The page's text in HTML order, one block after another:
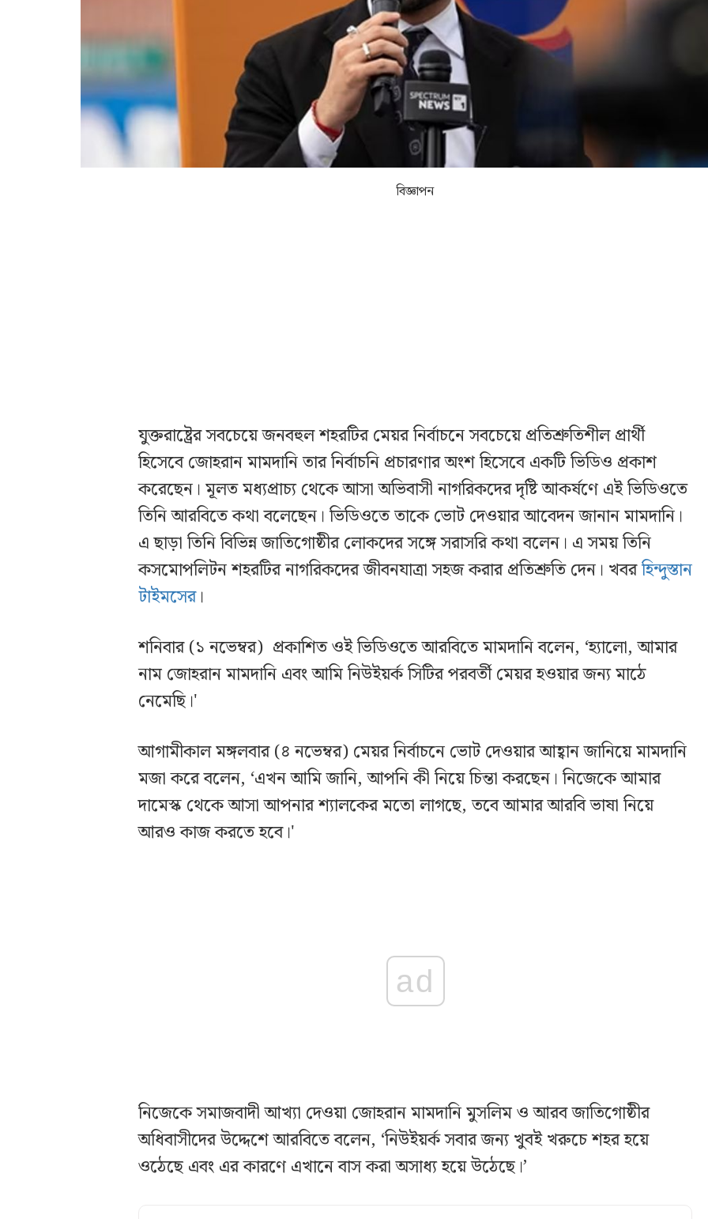
বিজ্ঞাপন
যুক্তরাষ্ট্রের সবচেয়ে জনবহুল শহরটির মেয়র নির্বাচনে সবচেয়ে প্রতিশ্রুতিশীল প্রার্থী
হিসেবে জোহরান মামদানি তার নির্বাচনি প্রচারণার অংশ হিসেবে একটি ভিডিও প্রকাশ
করেছেন। মূলত মধ্যপ্রাচ্য থেকে আসা অভিবাসী নাগরিকদের দৃষ্টি আকর্ষণে এই ভিডিওতে
তিনি আরবিতে কথা বলেছেন। ভিডিওতে তাকে ভোট দেওয়ার আবেদন জানান মামদানি।
এ ছাড়া তিনি বিভিন্ন জাতিগোষ্ঠীর লোকদের সঙ্গে সরাসরি কথা বলেন। এ সময় তিনি
কসমোপলিটন শহরটির নাগরিকদের জীবনযাত্রা সহজ করার প্রতিশ্রুতি দেন। খবরহিন্দুস্তান
টাইমসের।
শনিবার (১ নভেম্বর) প্রকাশিত ওই ভিডিওতে আরবিতে মামদানি বলেন, ‘হ্যালো, আমার
নাম জোহরান মামদানি এবং আমি নিউইয়র্ক সিটির পরবর্তী মেয়র হওয়ার জন্য মাঠে
নেমেছি।'
আগামীকাল মঙ্গলবার (৪ নভেম্বর) মেয়র নির্বাচনে ভোট দেওয়ার আহ্বান জানিয়ে মামদানি
মজা করে বলেন, ‘এখন আমি জানি, আপনি কী নিয়ে চিন্তা করছেন। নিজেকে আমার
দামেস্ক থেকে আসা আপনার শ্যালকের মতো লাগছে, তবে আমার আরবি ভাষা নিয়ে
আরও কাজ করতে হবে।'
ad
নিজেকে সমাজবাদী আখ্যা দেওয়া জোহরান মামদানি মুসলিম ও আরব জাতিগোষ্ঠীর
অধিবাসীদের উদ্দেশে আরবিতে বলেন, ‘নিউইয়র্ক সবার জন্য খুবই খরুচে শহর হয়ে
ওঠেছে এবং এর কারণে এখানে বাস করা অসাধ্য হয়ে উঠেছে।’